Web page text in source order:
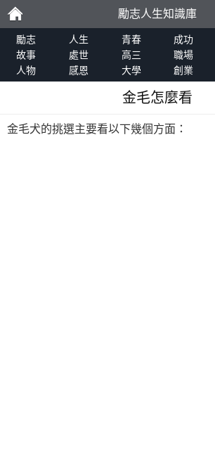
勵
志
勵志人生知識庫
勵志 人生 青春 成功
故事
處世 高三 職場
人物
感恩 大學 創業
金毛怎麼看
金毛犬的挑選主要看以下幾個方面：